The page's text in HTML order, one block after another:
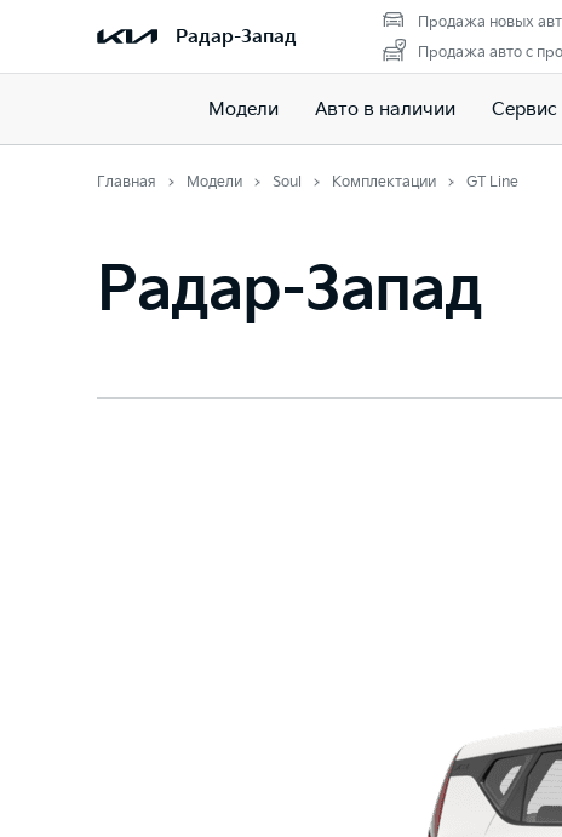
Радар-Запад
Продажа новых
Продажа авто с
Модели Авто в наличии Сервис
Главная Модели Soul Комплектации GT Line
Радар-Запад